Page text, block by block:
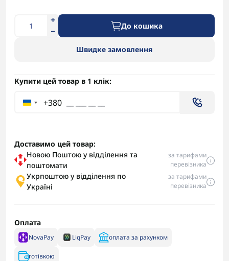
До кошика
Швидке замовлення
Купити цей товар в 1 клік:
+380
Доставимо цей товар:
Новою Поштою у відділення та
поштомати
за тарифами
перевізника
Укрпоштою у відділення по
Україні
за тарифами
перевізника
Оплата
NovaPay LiqPay оплата за рахунком
готівкою